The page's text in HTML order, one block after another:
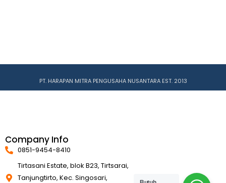
PT. HARAPAN MITRA PENGUSAHA NUSANTARA EST. 2013
Company Info
0851-9454-8410
Tirtasani Estate, blok B23, Tirtsarai,
Tanjungtirto, Kec. Singosari,